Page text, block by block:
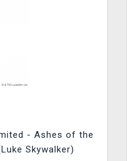
- Ashes of the
Skywalker)